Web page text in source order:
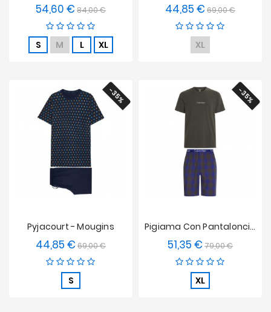
54,60 € Prezzo
base
84,00 €Prezzo
S M L XL
44,85 € Prezzo
base
69,00 €Prezzo
XL
-35%
Pyjacourt - Mougins
44,85 € Prezzo
base
69,00 €Prezzo
S
-35%
Pigiama Con Pantaloncino Modern Structure A Strisce - Nero
51,35 € Prezzo
base
79,00 €Prezzo
XL